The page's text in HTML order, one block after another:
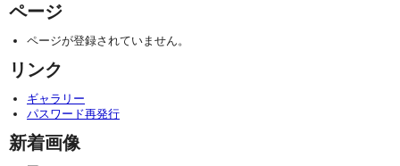
ページ
ページが登録されていません。
リンク
ギャラリー
パスワード再発行
新着画像